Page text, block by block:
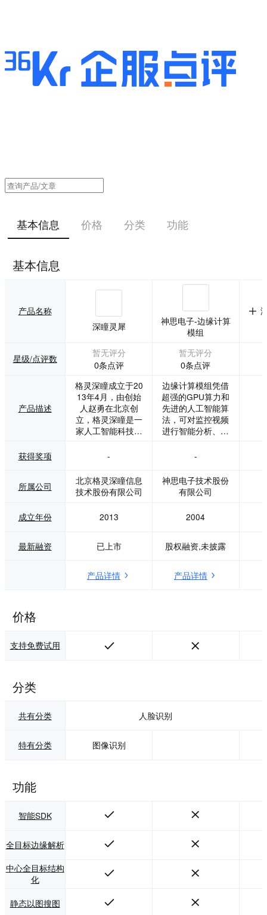
基本信息 价格 分类 功能
基本信息
产品名称
深瞳灵犀
神思电子-边缘计算
模组
星级/点评数
暂无评分
0条点评
暂无评分
0条点评
产品描述
格灵深瞳成立于20
13年4月，由创始
人赵勇在北京创
立，格灵深瞳是一
家人工智能科技公
的产品和服务，针
对客户不同的场景
需求提供应用软
及云服务等。目
户已经覆盖安防、
边缘计算模组凭借
超强的GPU算力和
先进的人工智能算
法，可对监控视频
进行智能分析、主
传输至视频告警平
台，在加快5G场景
落地应用的同时，
转为主动防控，极
防控效果。 应用场
工园区等场景。 ·
法。 灵活部署：体
造。 边缘计算：前
解决方案。
获得奖项 - -
所属公司
北京格灵深瞳信息
技术股份有限公司
神思电子技术股份
有限公司
成立年份 2013 2004
最新融资 已上市 股权融资,未披露
产品详情 产品详情
价格
支持免费试用
分类
共有分类 人脸识别
特有分类 图像识别
功能
智能SDK
全目标边缘解析
中心全目标结构
化
静态以图搜图